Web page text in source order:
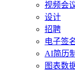
视频会
设计
招聘
电子签
AI简历
图表数